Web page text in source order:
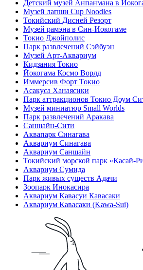
Детский музей Анпанмана в
Музей лапши Cup Noodles
Токийский Дисней Резорт
Музей рамэна в Син-Иокогаме
Токио Джойполис
Парк развлечений Сэйбуэн
Музей Арт-Аквариум
Кидзания Токио
Йокогама Космо Ворлд
Иммерсив Форт Токио
Асакуса Ханаясики
Парк аттракционов Токио Доум
Музей миниатюр Small Worlds
Парк развлечений Аракава
Саншайн-Сити
Аквапарк Синагава
Аквариум Синагава
Аквариум Саншайн
Токийский морской парк «Касай-
Аквариум Сумида
Парк живых существ Адачи
Зоопарк Инокасира
Аквариум Кавасуи Кавасаки
Аквариум Кавасаки (Kawa-Sui)